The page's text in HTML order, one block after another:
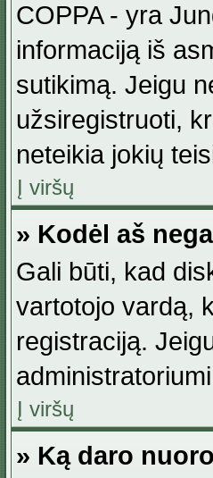
COPPA - yra
informaciją iš
sutikimą. Jeigu
užsiregistruoti,
neteikia jokių
Į viršų
» Kodėl aš
Gali būti, kad
vartotojo vardą,
registraciją.
Į viršų
» Ką daro